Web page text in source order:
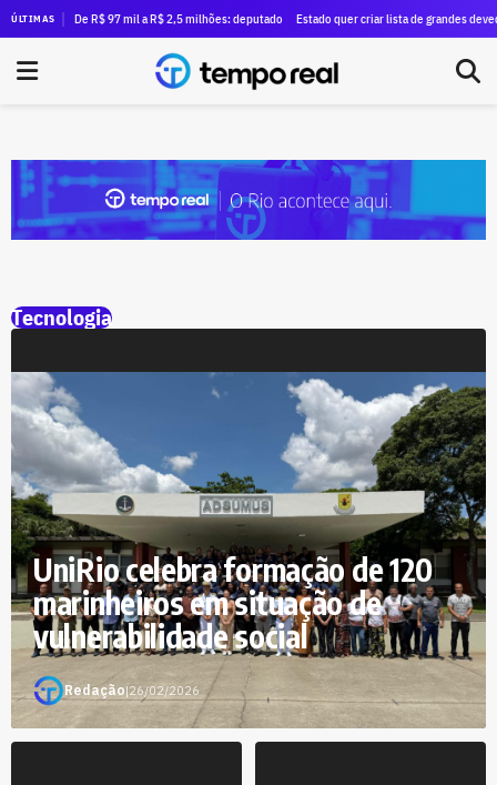
ÚLTIMAS
patrimônio de R$ 3 milhões — quase oito vezes maior do que em 2018
De R$ 97 mil a R$ 2,5 milhões: deputado Fred Pacheco ampliou patrimônio em
Estado quer criar lista de grandes
Tecnologia
UniRio celebra formação de 120
marinheiros em situação de
vulnerabilidade social
Redação|26/02/2026